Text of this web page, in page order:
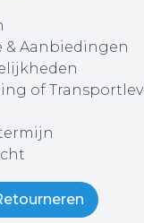
Aanbiedingen
of